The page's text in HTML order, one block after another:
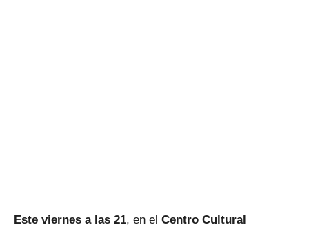
Este viernes a las 21, en el Centro Cultural